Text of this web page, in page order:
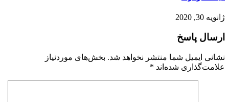
ژانویه 30, 2020
ارسال پاسخ
نشانی ایمیل شما منتشر نخواهد شد. بخش‌های موردنیاز
علامت‌گذاری شده‌اند *